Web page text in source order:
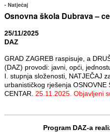
Natječaj
Osnovna škola Dubrava –
25/11/2025
DAZ
GRAD ZAGREB raspisuje, a
(DAZ) provodi: javni, opći,
I. stupnja složenosti, NATJEČAJ
urbanističkog rješenja OSNOVNE
CENTAR. 25.11.2025. Objavljeni
Program DAZ-a